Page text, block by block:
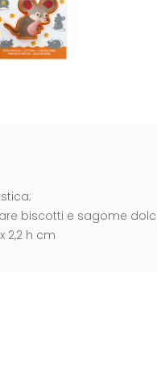
biscotti e sagome
2,2 h cm